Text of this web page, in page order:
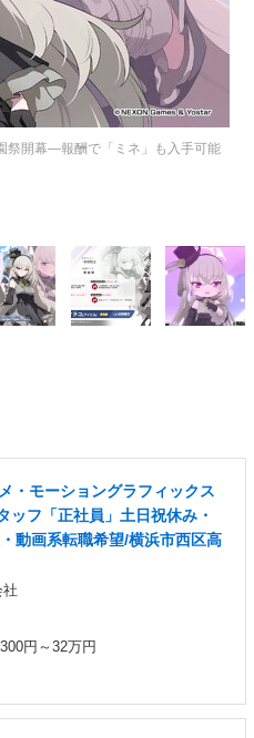
祭開幕―報酬で「ミネ」も入手可能
・モーショングラフィックス
ッフ「正社員」土日祝休み・
動画系転職希望/横浜市西区高
円～32万円